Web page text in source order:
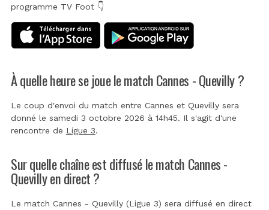
programme TV Foot 👇
À quelle heure se joue le match Cannes - Quevilly ?
Le coup d'envoi du match entre Cannes et Quevilly sera
donné le samedi 3 octobre 2026 à 14h45. Il s'agit d'une
rencontre de Ligue 3.
Sur quelle chaîne est diffusé le match Cannes -
Quevilly en direct ?
Le match Cannes - Quevilly (Ligue 3) sera diffusé en direct